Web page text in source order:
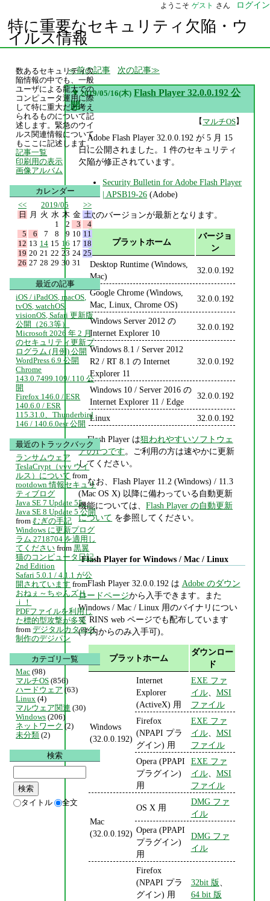
ようこそ ゲスト さん ログイン
特に重要なセキュリティ欠陥・ウ
イルス情報
前の記事 次の記事
▼ 2019/05/16(木) Flash Player 32.0.0.192 公
開
【マルチOS】
Adobe Flash Player 32.0.0.192 が 5 月 15
日に公開されました。1 件のセキュリティ
欠陥が修正されています。
Security Bulletin for Adobe Flash Player
| APSB19-26 (Adobe)
次のバージョンが最新となります。
プラットホーム
バージョ
ン
Desktop Runtime (Windows,
Mac)
32.0.0.192
Google Chrome (Windows,
Mac, Linux, Chrome OS)
32.0.0.192
Windows Server 2012 の
Internet Explorer 10
32.0.0.192
Windows 8.1 / Server 2012
R2 / RT 8.1 の Internet
Explorer 11
32.0.0.192
Windows 10 / Server 2016 の
Internet Explorer 11 / Edge
32.0.0.192
Linux 32.0.0.192
Flash Player は狙われやすいソフトウェ
アの1つです。ご利用の方は速やかに更新
してください。
なお、Flash Player 11.2 (Windows) / 11.3
(Mac OS X) 以降に備わっている自動更新
機能については、Flash Player の自動更新
について を参照してください。
Flash Player for Windows / Mac / Linux
Flash Player 32.0.0.192 は Adobe のダウン
ロードページから入手できます。また
Windows / Mac / Linux 用のバイナリについ
て RINS web ページでも配布しています
(学内からのみ入手可)。
プラットホーム
ダウンロー
ド
Windows
(32.0.0.192)
Internet
Explorer
(ActiveX) 用
EXE ファ
イル、 MSI
ファイル
Firefox
(NPAPI プラ
グイン) 用
EXE ファ
イル、 MSI
ファイル
Opera (PPAPI
プラグイン)
用
EXE ファ
イル、 MSI
ファイル
Mac
(32.0.0.192)
OS X 用
DMG ファ
イル
Opera (PPAPI
プラグイン)
用
DMG ファ
イル
Firefox
(NPAPI プラ
グイン) 用
32bit 版
64 bit 版
数あるセキュリティ欠
陥情報の中でも、一般
ユーザによる龍大での
コンピュータ運用に際
して特に重大だと考え
られるものについて記
述します。緊急のウイ
ルス関連情報について
もここに記述します。
記事一覧
印刷用の表示
画像アルバム
カレンダー
<<
2019/05
>>
日
月 火 水 木 金 土
1
2 3
4
5
6 7 8 9 10 11
12 13 14 15 16 17 18
19 20 21 22 23 24 25
26 27 28 29 30 31
最近の記事
iOS / iPadOS, macOS,
tvOS, watchOS,
visionOS, Safari 更新版
公開（26.3等）
Microsoft 2026 年 2 月
のセキュリティ更新プ
ログラム (月例) 公開
WordPress 6.9 公開
Chrome
143.0.7499.109/.110 公
開
Firefox 146.0 / ESR
140.6.0 / ESR
115.31.0、Thunderbird
146 / 140.6.0esr 公開
最近のトラックバック
ランサムウェア
TeslaCrypt（vvv ウイ
ルス）について from
rootdown 情報セキュリ
ティブログ
Java SE 7 Update 55、
Java SE 8 Update 5 公開
from むぎの手記
Windows に更新プログ
ラム 2718704 を適用し
てください from 黒翼
猫のコンピュータ日記
2nd Edition
Safari 5.0.1 / 4.1.1 が公
開されています from
おねぇ～ちゃんズＨ
ｉ！
PDFファイルを利用し
た標的型攻撃が多発
from デジタルカタログ
制作のデジパン
カテゴリ一覧
Mac (98)
マルチOS (856)
ハードウェア (63)
Linux (4)
マルウェア関連 (30)
Windows (206)
ネットワーク (2)
未分類 (2)
検索
タイトル 全文